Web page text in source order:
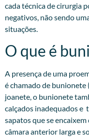
cada técnica de cirurgia
negativos, não sendo
situações.
O que é
A presença de uma
é chamado de bunionete
joanete, o bunionete
calçados inadequados e
sapatos que se
câmara anterior larga e